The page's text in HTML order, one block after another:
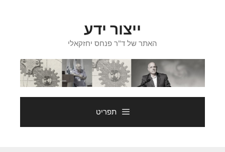
ייצור ידע
האתר של ד"ר פנחס יחזקאלי
תפריט